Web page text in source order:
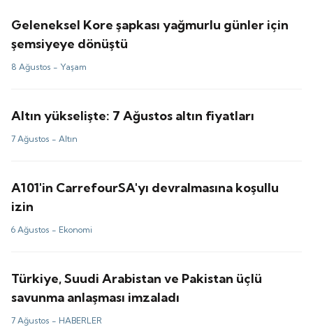
Geleneksel Kore şapkası yağmurlu günler için
şemsiyeye dönüştü
8 Ağustos - Yaşam
Altın yükselişte: 7 Ağustos altın fiyatları
7 Ağustos -Altın
A101'in CarrefourSA'yı devralmasına koşullu
izin
6 Ağustos - Ekonomi
Türkiye, Suudi Arabistan ve Pakistan üçlü
savunma anlaşması imzaladı
7 Ağustos - HABERLER